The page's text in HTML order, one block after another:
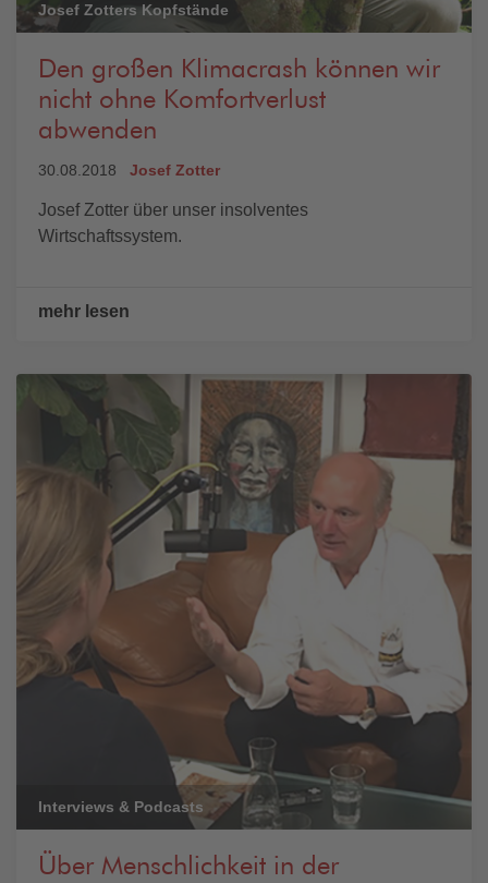
Josef Zotters Kopfstände
Den großen Klimacrash können wir
nicht ohne Komfortverlust
abwenden
30.08.2018 Josef Zotter
Josef Zotter über unser insolventes
Wirtschaftssystem.
mehr lesen
Interviews & Podcasts
Über Menschlichkeit in der